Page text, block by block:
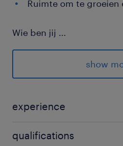
Ruimte om te groeien
Wie ben jij ...
Heb jij al enige ervaring
Lees dan snel verder of
ook bij jou passen!
Je werkt graag samen
Je kunt zelfstandig
show
experience
qualifications